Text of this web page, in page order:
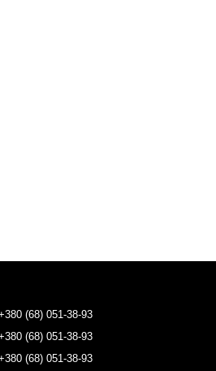
(68) 051-38-93
(68) 051-38-93
(68) 051-38-93